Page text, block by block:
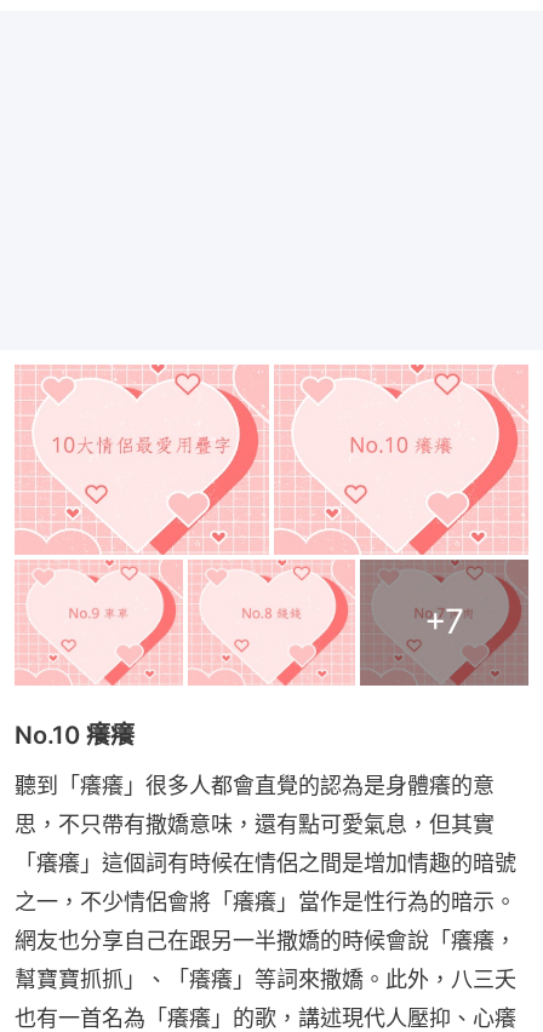
+7
No.10 癢癢
聽到「癢癢」很多人都會直覺的認為是身體癢的意
思，不只帶有撒嬌意味，還有點可愛氣息，但其實
「癢癢」這個詞有時候在情侶之間是增加情趣的暗號
之一，不少情侶會將「癢癢」當作是性行為的暗示。
網友也分享自己在跟另一半撒嬌的時候會說「癢癢，
幫寶寶抓抓」、「癢癢」等詞來撒嬌。此外，八三夭
也有一首名為「癢癢」的歌，講述現代人壓抑、心癢